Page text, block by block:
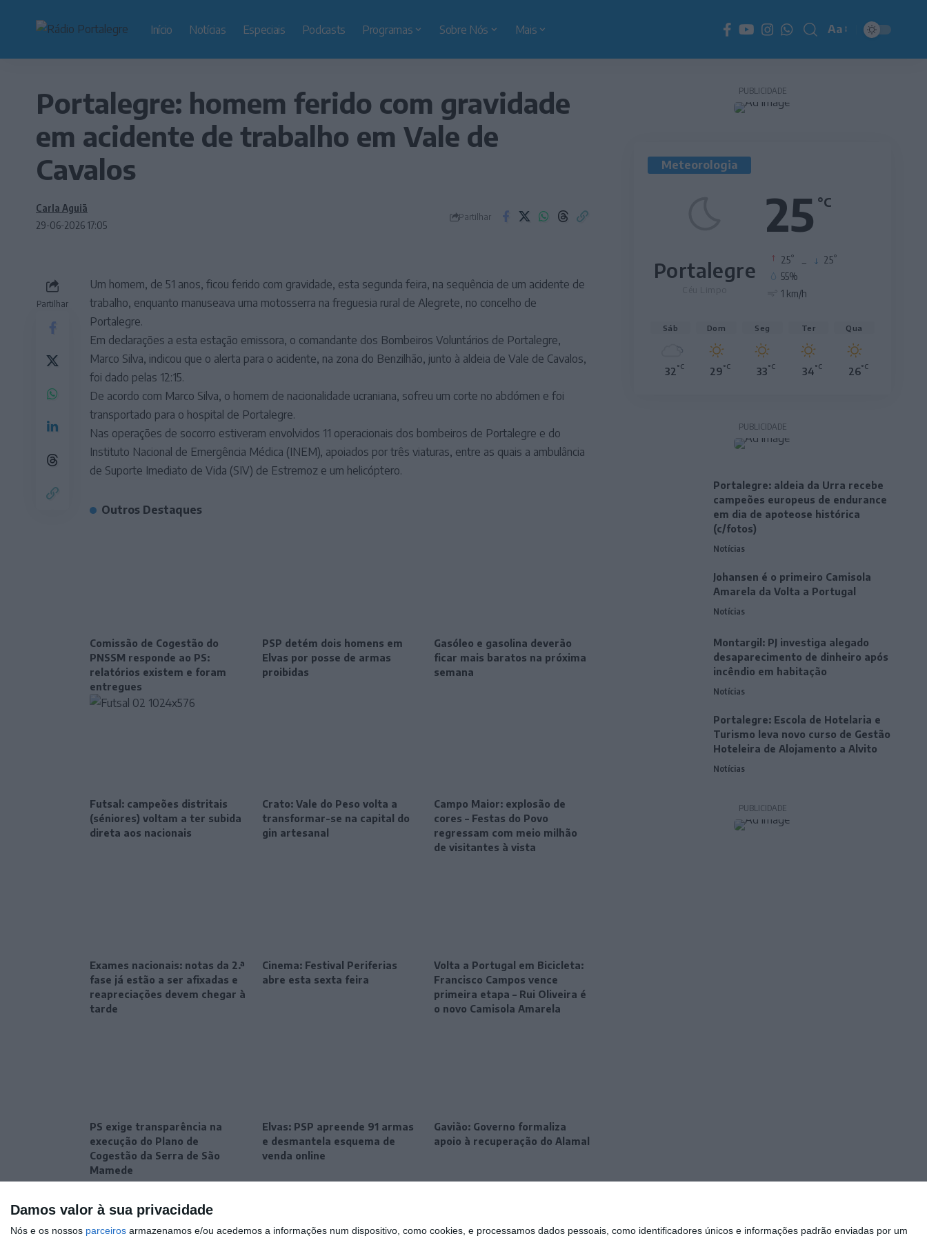
Damos valor à sua privacidade
Nós e os nossos parceiros armazenamos e/ou acedemos a informações num dispositivo, como cookies, e processamos dados pessoais, como identificadores únicos e informações padrão enviadas por um
Início Notícias Especiais Podcasts Programas Sobre Nós Mais
Redimensionador
de
Aa
Portalegre: homem ferido com gravidade
em acidente de trabalho em Vale de
Cavalos
29-06-2026 17:05
Carla Aguiã
Partilhar
Partilhar
Um homem, de 51 anos, ficou ferido com gravidade, esta segunda feira, na sequência de um acidente de
trabalho, enquanto manuseava uma motosserra na freguesia rural de Alegrete, no concelho de
Portalegre.
Em declarações a esta estação emissora, o comandante dos Bombeiros Voluntários de Portalegre,
Marco Silva, indicou que o alerta para o acidente, na zona do Benzilhão, junto à aldeia de Vale de Cavalos,
foi dado pelas 12:15.
De acordo com Marco Silva, o homem de nacionalidade ucraniana, sofreu um corte no abdómen e foi
transportado para o hospital de Portalegre.
Nas operações de socorro estiveram envolvidos 11 operacionais dos bombeiros de Portalegre e do
Instituto Nacional de Emergência Médica (INEM), apoiados por três viaturas, entre as quais a ambulância
de Suporte Imediato de Vida (SIV) de Estremoz e um helicóptero.
Outros Destaques
Comissão de Cogestão do
PNSSM responde ao PS:
relatórios existem e foram
entregues
PSP detém dois homens em
Elvas por posse de armas
proibidas
Gasóleo e gasolina deverão
ficar mais baratos na próxima
semana
Futsal: campeões distritais
(séniores) voltam a ter subida
direta aos nacionais
Crato: Vale do Peso volta a
transformar-se na capital do
gin artesanal
Campo Maior: explosão de
cores – Festas do Povo
regressam com meio milhão
de visitantes à vista
Exames nacionais: notas da 2.ª
fase já estão a ser afixadas e
reapreciações devem chegar à
tarde
Cinema: Festival Periferias
abre esta sexta feira
Volta a Portugal em Bicicleta:
Francisco Campos vence
primeira etapa – Rui Oliveira é
o novo Camisola Amarela
PS exige transparência na
execução do Plano de
Cogestão da Serra de São
Mamede
Elvas: PSP apreende 91 armas
e desmantela esquema de
venda online
Gavião: Governo formaliza
apoio à recuperação do Alamal
PUBLICIDADE
Meteorologia
25 °C
Portalegre 25° 25°
55%
1 km/h
Sáb
32°C
Dom
29°C
Seg
33°C
Ter
34°C
Qua
26°C
PUBLICIDADE
Portalegre: aldeia da Urra recebe
campeões europeus de endurance
em dia de apoteose histórica
(c/fotos)
Notícias
Johansen é o primeiro Camisola
Amarela da Volta a Portugal
Notícias
Montargil: PJ investiga alegado
desaparecimento de dinheiro após
incêndio em habitação
Notícias
Portalegre: Escola de Hotelaria e
Turismo leva novo curso de Gestão
Hoteleira de Alojamento a Alvito
Notícias
PUBLICIDADE